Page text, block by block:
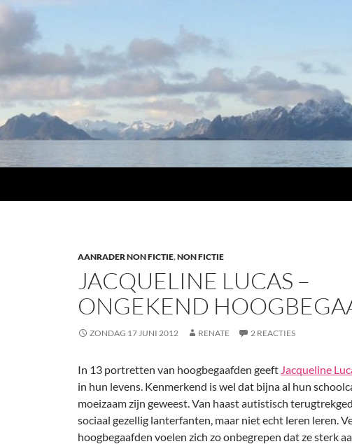
AANRADER NON FICTIE,NON FICTIE
JACQUELINE LUCAS –
ONGEKEND
ZONDAG 17 JUNI 2012 RENATE 2 REACTIES
In 13 portretten van hoogbegaafden geeft Jacqueline
in hun levens. Kenmerkend is wel dat bijna al hun
moeizaam zijn geweest. Van haast autistisch
sociaal gezellig lanterfanten, maar niet echt leren leren.
hoogbegaafden voelen zich zo onbegrepen dat ze sterk